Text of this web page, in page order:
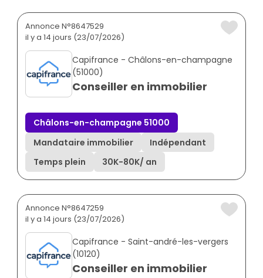
Annonce N°8647529
il y a 14 jours (23/07/2026)
Capifrance - Châlons-en-champagne
(51000)
Conseiller en immobilier
Châlons-en-champagne 51000
Mandataire immobilier
Indépendant
Temps plein
30K-80K/ an
Annonce N°8647259
il y a 14 jours (23/07/2026)
Capifrance - Saint-andré-les-vergers
(10120)
Conseiller en immobilier